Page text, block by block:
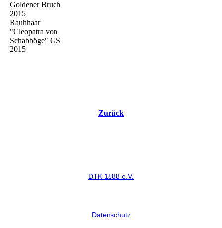
Goldener Bruch
2015
Rauhhaar
"Cleopatra von
Schabböge" GS
2015
Zurück
DTK 1888 e.V.
Datenschutz